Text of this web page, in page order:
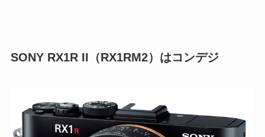
SONY RX1R II（RX1RM2）はコンデジ